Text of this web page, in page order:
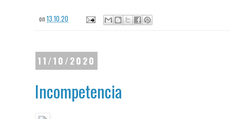
on13.10.20
11/10/2020
Incompetencia